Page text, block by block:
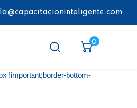
0
!important;border-bottom-